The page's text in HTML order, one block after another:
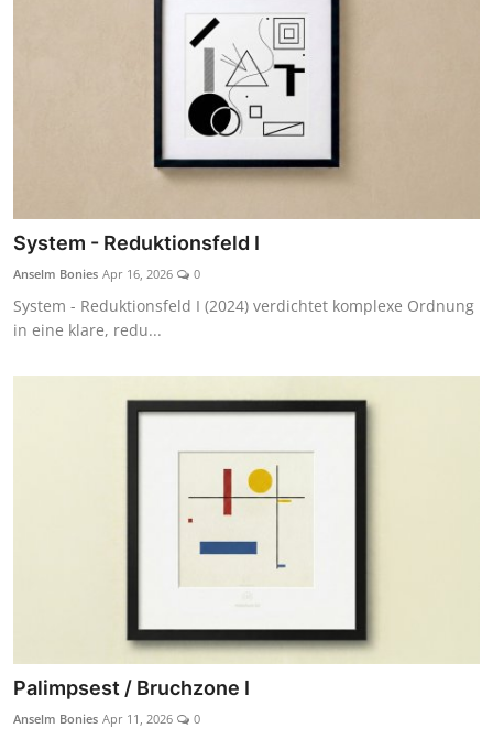
System - Reduktionsfeld I
Anselm Bonies Apr 16, 2026 0
System - Reduktionsfeld I (2024) verdichtet komplexe Ordnung
in eine klare, redu...
Palimpsest / Bruchzone I
Anselm Bonies Apr 11, 2026 0